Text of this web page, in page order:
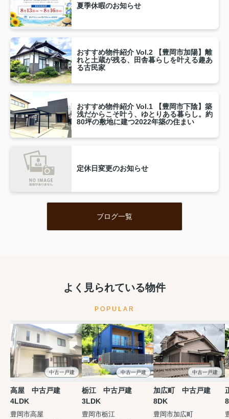
夏季休暇のお知らせ
おすすめ物件紹介 Vol.2 【豊岡市加陽】離
れと土蔵が残る、田舎暮らしを叶える趣あ
る古民家
おすすめ物件紹介 Vol.1 【豊岡市下陰】築
浅だからこそ叶う、ゆとりある暮らし。約
80坪の敷地に建つ2022年築の住まい
定休日変更のお知らせ
ブログ一覧
よく見られている物件
POPULAR
中古一戸建
高屋 中古戸建
4LDK
豊岡市高屋
中古一戸建
栃江 中古戸建
3LDK
豊岡市栃江
中古一戸建
加広町 中古戸建
8DK
豊岡市加広町